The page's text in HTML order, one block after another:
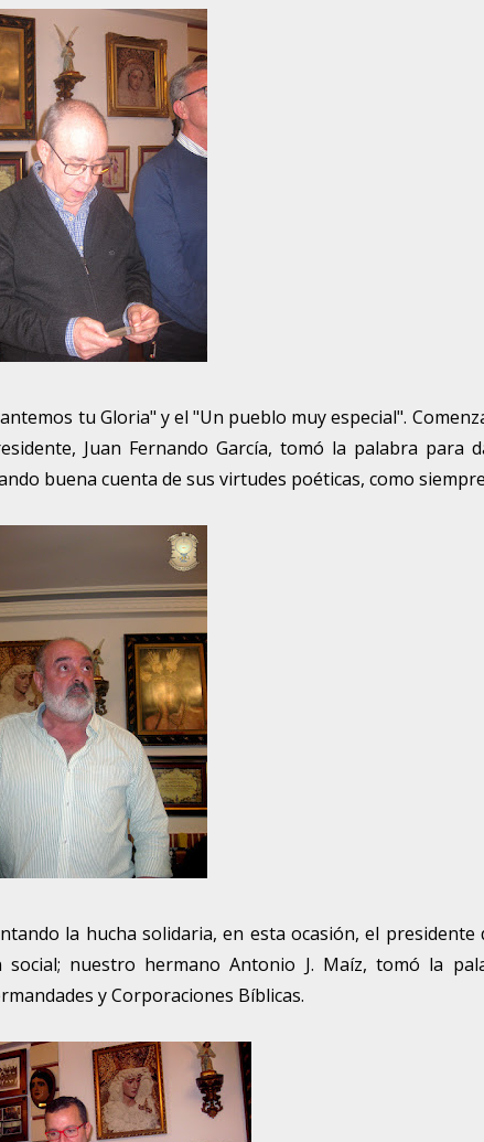
tu Gloria" y el "Un pueblo muy especial".
Juan Fernando García, tomó la palabra para
buena cuenta de sus virtudes poéticas, como
la hucha solidaria, en esta ocasión, el presidente
nuestro hermano Antonio J. Maíz, tomó la
y Corporaciones Bíblicas.